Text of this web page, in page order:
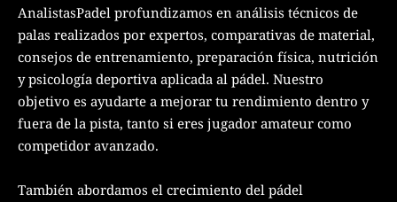
AnalistasPadel profundizamos en análisis técnicos de
palas realizados por expertos, comparativas de material,
consejos de entrenamiento, preparación física, nutrición
y psicología deportiva aplicada al pádel. Nuestro
objetivo es ayudarte a mejorar tu rendimiento dentro y
fuera de la pista, tanto si eres jugador amateur como
competidor avanzado.
También abordamos el crecimiento del pádel